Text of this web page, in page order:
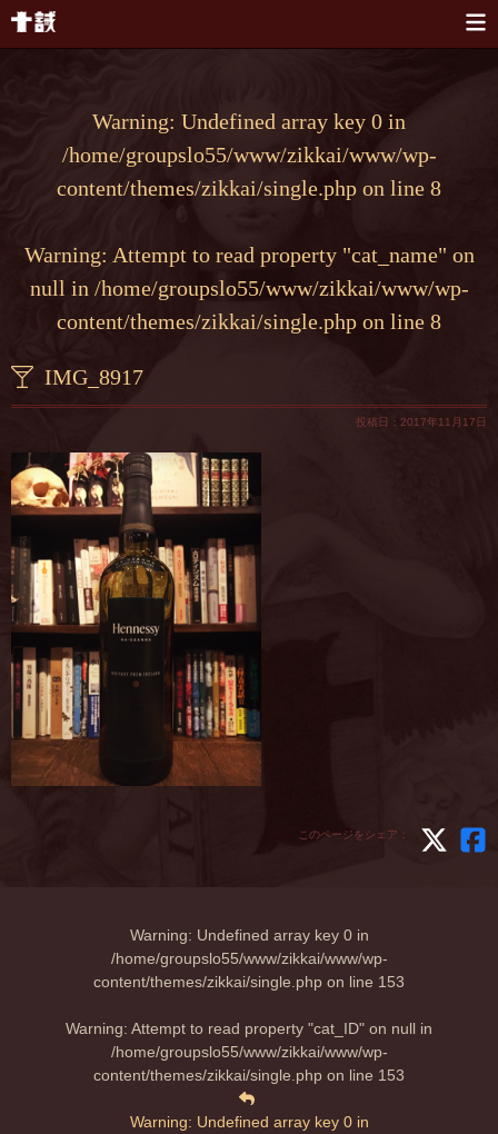
Warning: Undefined array key 0 in
/home/groupslo55/www/zikkai/www/wp-
content/themes/zikkai/single.php on line 8
Warning: Attempt to read property "cat_name" on
null in /home/groupslo55/www/zikkai/www/wp-
content/themes/zikkai/single.php on line 8
IMG_8917
投稿日：2017年11月17日
このページをシェア：
Warning: Undefined array key 0 in
/home/groupslo55/www/zikkai/www/wp-
content/themes/zikkai/single.php on line 153
Warning: Attempt to read property "cat_ID" on null in
/home/groupslo55/www/zikkai/www/wp-
content/themes/zikkai/single.php on line 153
Warning: Undefined array key 0 in